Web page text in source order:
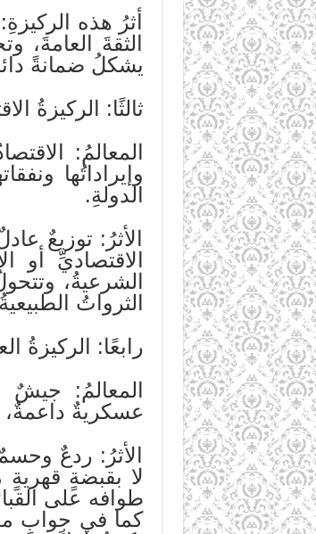
أثرُ هذه
الثقةَ العامةَ،
يشكلُ ضمانةً
ثالثًا: الركيزةُ
المعالمُ:
وإيراداتُها
الدولةِ.
الأثرُ: توزيعٌ
الاقتصاديِّ أو
الشرعيةُ،
الثرواتُ
رابعًا: الركيزةُ
المعالمُ: جيشٌ
عسكريةٌ داعمةٌ،
الأثرُ: ردعٌ
لا بقبضةٍ
طوافه على
كما في جوابِ